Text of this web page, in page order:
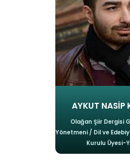
AYKUT NASİP
Olağan Şiir Dergisi
Yönetmeni / Dil ve
Kurulu Üyesi-